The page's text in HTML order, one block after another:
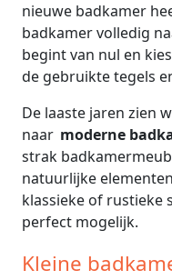
nieuwe badkamer
badkamer volledig
begint van nul en
de gebruikte tegels
De laaste jaren zien
naar moderne
strak
natuurlijke
klassieke of rustieke
perfect mogelijk.
Kleine